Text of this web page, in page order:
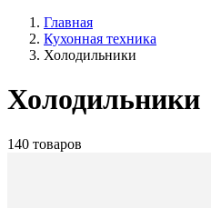
Главная
Кухонная техника
Холодильники
Холодильники
140 товаров